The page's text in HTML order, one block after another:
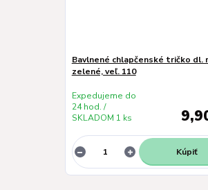
Bavlnené chlapčenské tričko dl.
zelené, veľ. 110
Expedujeme do
24 hod. /
SKLADOM 1 ks
Kúpiť